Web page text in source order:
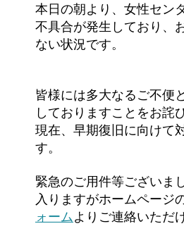
本日の朝より、女性セン
不具合が発生しており、
ない状況です。
皆様には多大なるご不便
しておりますことをお詫
現在、早期復旧に向けて
す。
緊急のご用件等ございま
入りますがホームページ
ォーム よりご連絡いただ